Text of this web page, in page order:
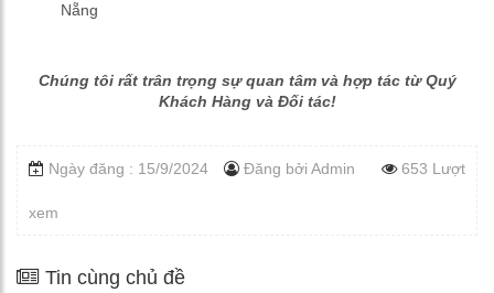
Nẵng
Chúng tôi rất trân trọng sự quan tâm và hợp tác từ Quý
Khách Hàng và Đối tác!
Ngày đăng : 15/9/2024 Đăng bởi Admin 653 Lượt
xem
Tin cùng chủ đề